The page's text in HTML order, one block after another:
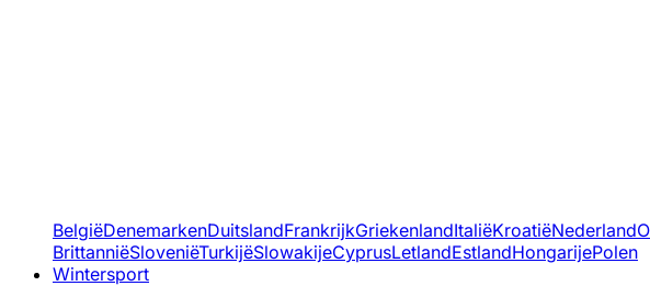
BelgiëDenemarkenDuitslandFrankrijkGriekenlandItaliëKroatiëNederland
BrittanniëSloveniëTurkijëSlowakijeCyprusLetlandEstlandHongarijePolen
Wintersport